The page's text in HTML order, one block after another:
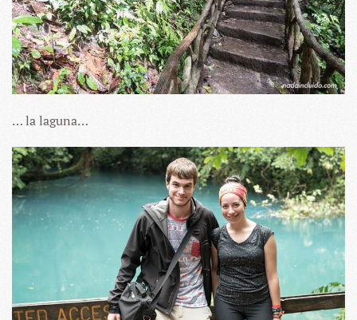
… la laguna…